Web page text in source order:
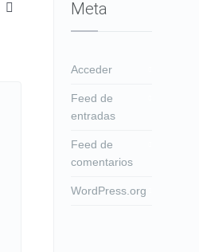
Meta
Acceder
Feed de
entradas
Feed de
comentarios
WordPress.org